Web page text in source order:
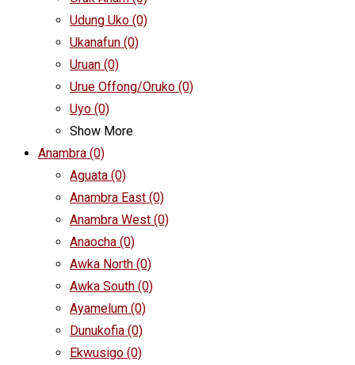
Udung Uko (0)
Ukanafun (0)
Uruan (0)
Urue Offong/Oruko (0)
Uyo (0)
Show More
Anambra (0)
Aguata (0)
Anambra East (0)
Anambra West (0)
Anaocha (0)
Awka North (0)
Awka South (0)
Ayamelum (0)
Dunukofia (0)
Ekwusigo (0)